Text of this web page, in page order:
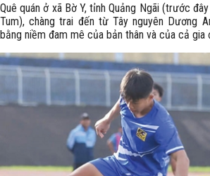
Quê quán ở xã Bờ Y, tỉnh Quảng Ngãi (trước
Tum), chàng trai đến từ Tây nguyên Dương
bằng niềm đam mê của bản thân và của cả gia